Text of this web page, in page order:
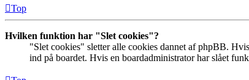
Top
Hvilken funktion har "Slet cookies"?
"Slet cookies" sletter alle cookies dannet af phpBB.
ind på boardet. Hvis en boardadministrator har slået